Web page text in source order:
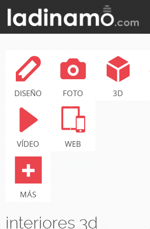
Jump to navigation
c
a
r
DISEÑO FOTO 3D
VÍDEO WEB
MÁS
interiores 3d